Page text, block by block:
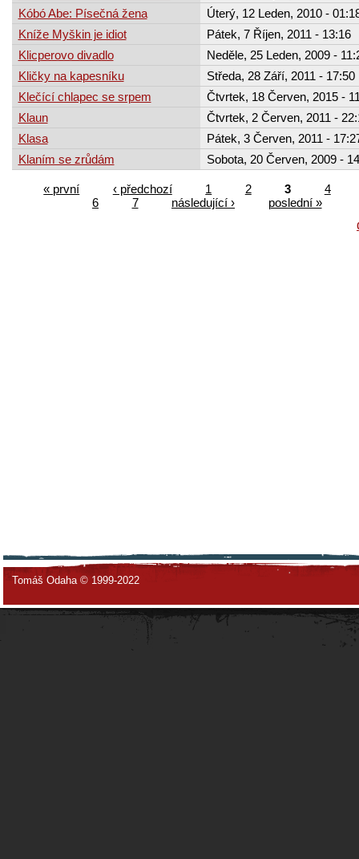
Kóbó Abe: Písečná žena
Úterý, 12 Leden, 2010 -
Kníže Myškin je idiot
Pátek, 7 Říjen, 2011 - 13:16
Klicperovo divadlo
Neděle, 25 Leden, 2009 -
Kličky na kapesníku
Středa, 28 Září, 2011 - 17:50
Klečící chlapec se srpem
Čtvrtek, 18 Červen, 2015 -
Klaun
Čtvrtek, 2 Červen, 2011 -
Klasa
Pátek, 3 Červen, 2011 -
Klaním se zrůdám
Sobota, 20 Červen, 2009 -
« první ‹ předchozí 1 2 3
4
6
7 následující ›
poslední »
Tomáš Odaha © 1999-2022